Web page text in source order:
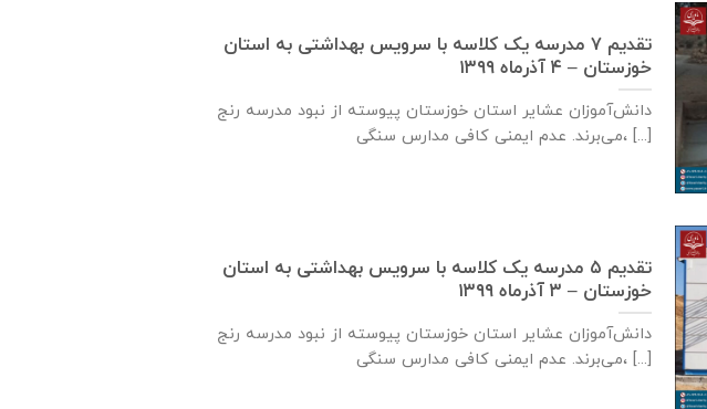
تقدیم ۷ مدرسه یک کلاسه با سرويس بهداشتی به استان
خوزستان – ۴ آذر‌ماه ۱۳۹۹
دانش‌آموزان عشایر استان خوزستان پيوسته از نبود مدرسه رنج
می‌برند. عدم ایمنی کافی مدارس سنگی، [...]
تقدیم ۵ مدرسه یک کلاسه با سرويس بهداشتی به استان
خوزستان – ۳ آذر‌ماه ۱۳۹۹
دانش‌آموزان عشایر استان خوزستان پيوسته از نبود مدرسه رنج
می‌برند. عدم ایمنی کافی مدارس سنگی، [...]